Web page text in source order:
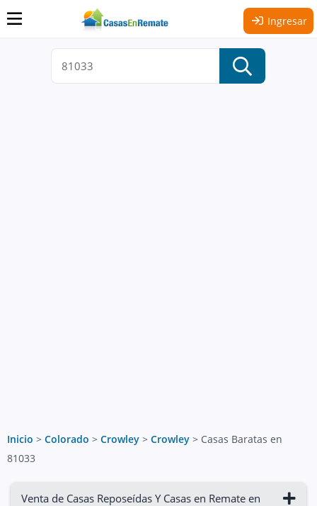
Ingresar
Inicio > Colorado > Crowley > Crowley > Casas Baratas en
81033
Venta de Casas Reposeídas Y Casas en Remate en